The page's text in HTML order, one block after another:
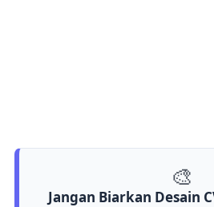
🎨
Jangan Biarkan Desain